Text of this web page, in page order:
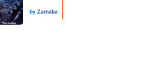
by Zarnaba